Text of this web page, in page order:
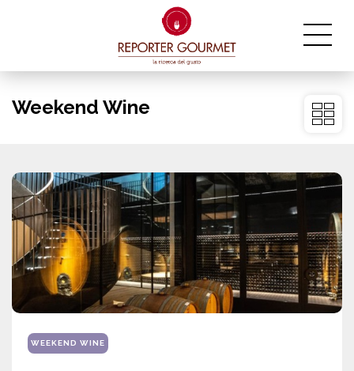
Weekend Wine
WEEKEND WINE